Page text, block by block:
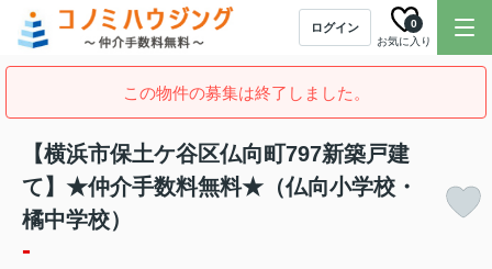
ログイン
お気に入り
0
この物件の募集は終了しました。
【横浜市保土ケ谷区仏向町797新築戸建
て】★仲介手数料無料★（仏向小学校・
橘中学校）
-